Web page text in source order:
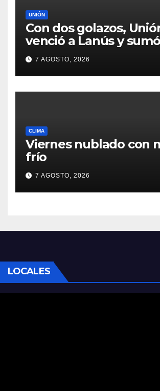
UNIÓN
Con dos golazos,
venció a Lanús y
primer triunfo en el
7 AGOSTO, 2026
CLIMA
Viernes nublado con
frío
7 AGOSTO, 2026
LOCALES